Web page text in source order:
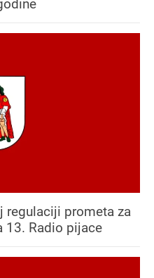
regulaciji prometa za
13. Radio pijace